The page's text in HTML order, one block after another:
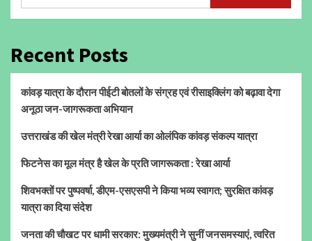
Recent Posts
कांवड़ यात्रा के दौरान पीईटी बोतलों के संग्रह एवं रीसाइक्लिंग को बढ़ावा देगा
अनूठा जन-जागरूकता अभियान
उत्तराखंड की खेल मंत्री रेखा आर्या का ओलंपिक कांवड़ संकल्प यात्रा
फिटनेस का मूल मंत्र है खेल के प्रति जागरूकता : रेखा आर्या
शिवभक्तों पर पुष्पवर्षा, डीएम-एसएसपी ने किया भव्य स्वागत; सुरक्षित कांवड़
यात्रा का दिया संदेश
जनता की चौखट पर धामी सरकार: मुख्यमंत्री ने सुनीं जनसमस्याएं, त्वरित